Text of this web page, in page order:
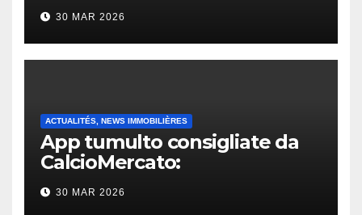
30 MAR 2026
ACTUALITÉS, NEWS IMMOBILIÈRES
App tumulto consigliate da
CalcioMercato:
considerazione di gennaio
2026
30 MAR 2026